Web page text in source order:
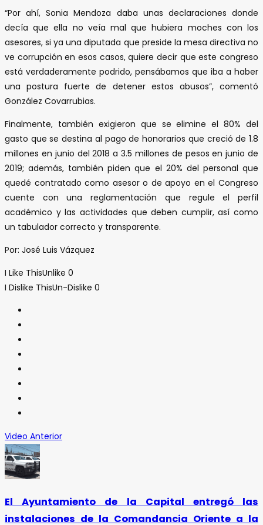
“Por ahí, Sonia Mendoza daba unas declaraciones donde
decía que ella no veía mal que hubiera moches con los
asesores, si ya una diputada que preside la mesa directiva no
ve corrupción en esos casos, quiere decir que este congreso
está verdaderamente podrido, pensábamos que iba a haber
una postura fuerte de detener estos abusos”, comentó
González Covarrubias.
Finalmente, también exigieron que se elimine el 80% del
gasto que se destina al pago de honorarios que creció de 1.8
millones en junio del 2018 a 3.5 millones de pesos en junio de
2019; además, también piden que el 20% del personal que
quedé contratado como asesor o de apoyo en el Congreso
cuente con una reglamentación que regule el perfil
académico y las actividades que deben cumplir, así como
un tabulador correcto y transparente.
Por: José Luis Vázquez
I Like ThisUnlike 0
I Dislike ThisUn-Dislike 0
Video Anterior
El Ayuntamiento de la Capital entregó las
instalaciones de la Comandancia Oriente a la